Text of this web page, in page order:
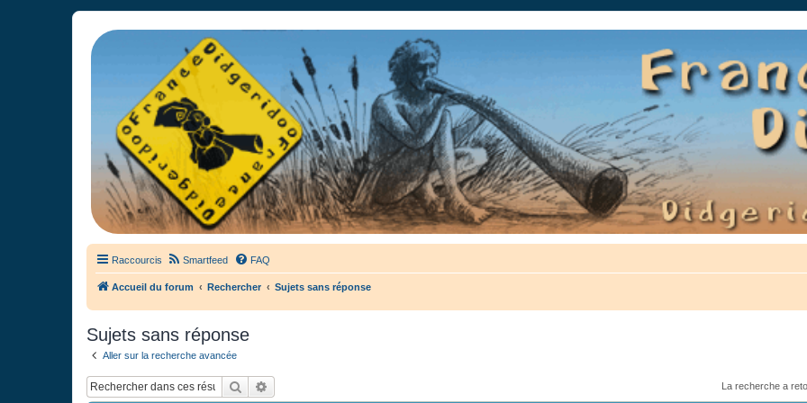
France Didgeridoo
Didgeridoo et Guimbarde sur France Didgeridoo - retrouvez la communauté.
Raccourcis Smartfeed FAQ
Accueil du forum Rechercher Sujets sans réponse
Sujets sans réponse
Aller sur la recherche avancée
Rechercher La recherche a